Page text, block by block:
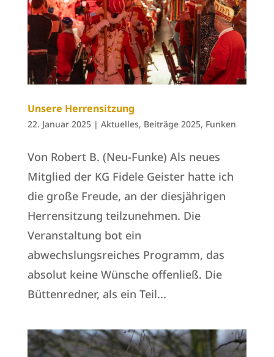
Unsere Herrensitzung
22. Januar 2025| Aktuelles, Beiträge 2025, Funken
Von Robert B. (Neu-Funke) Als neues
Mitglied der KG Fidele Geister hatte ich
die große Freude, an der diesjährigen
Herrensitzung teilzunehmen. Die
Veranstaltung bot ein
abwechslungsreiches Programm, das
absolut keine Wünsche offenließ. Die
Büttenredner, als ein Teil...